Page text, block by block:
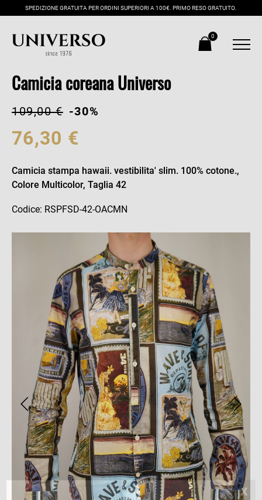
SPEDIZIONE GRATUITA PER ORDINI SUPERIORI A 100€. PRIMO RESO GRATUITO.
0
Camicia coreana Universo
109,00 € -30%
76,30 €
Camicia stampa hawaii. vestibilita' slim. 100% cotone.,
Colore Multicolor, Taglia 42
Codice: RSPFSD-42-OACMN